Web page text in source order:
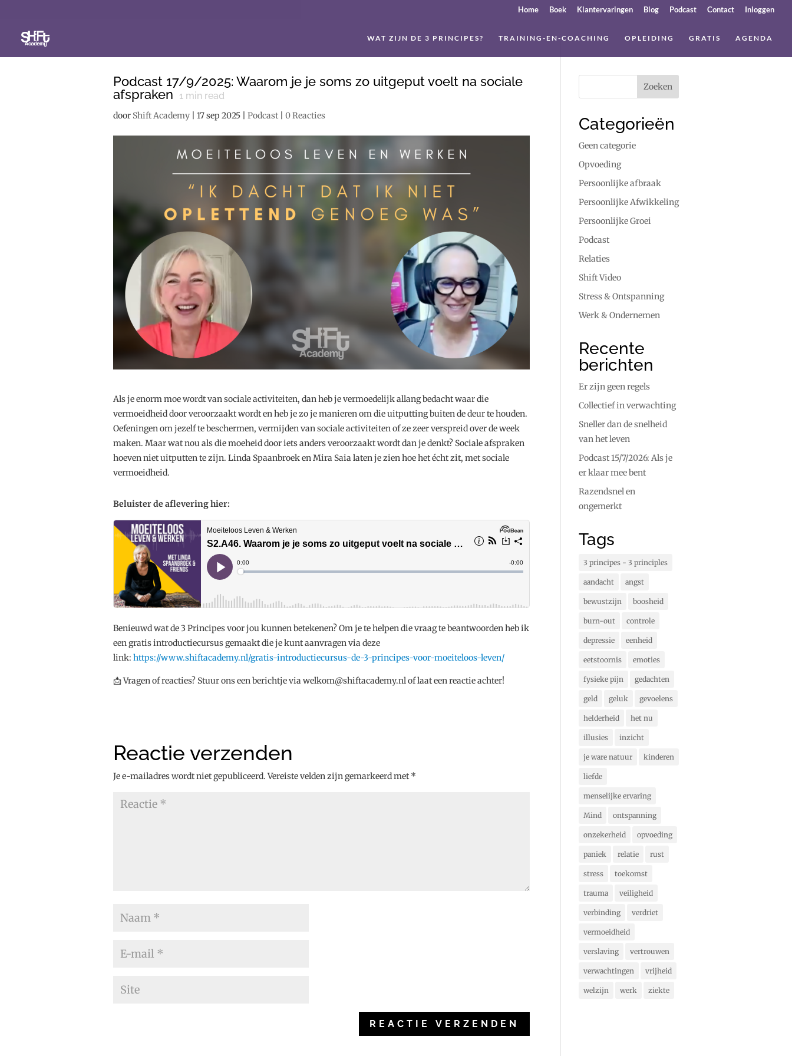
Home Boek Klantervaringen Blog Podcast Contact Inloggen
WAT ZIJN DE 3 PRINCIPES? TRAINING-EN-COACHING OPLEIDING GRATIS AGENDA
Podcast 17/9/2025: Waarom je je soms zo uitgeput voelt na sociale
afspraken
1 min read
door Shift Academy 17 sep 2025 Podcast 0 Reacties
Als je enorm moe wordt van sociale activiteiten, dan heb je vermoedelijk allang bedacht waar die
vermoeidheid door veroorzaakt wordt en heb je zo je manieren om die uitputting buiten de deur te houden.
Oefeningen om jezelf te beschermen, vermijden van sociale activiteiten of ze zeer verspreid over de week
maken. Maar wat nou als die moeheid door iets anders veroorzaakt wordt dan je denkt? Sociale afspraken
hoeven niet uitputten te zijn. Linda Spaanbroek en Mira Saia laten je zien hoe het écht zit, met sociale
vermoeidheid.
Beluister de aflevering hier:
Benieuwd wat de 3 Principes voor jou kunnen betekenen? Om je te helpen die vraag te beantwoorden heb ik
een gratis introductiecursus gemaakt die je kunt aanvragen via deze
link: https://www.shiftacademy.nl/gratis-introductiecursus-de-3-principes-voor-moeiteloos-leven/
📩 Vragen of reacties? Stuur ons een berichtje via welkom@shiftacademy.nl of laat een reactie achter!
Reactie verzenden
Je e-mailadres wordt niet gepubliceerd. Vereiste velden zijn gemarkeerd met *
Categorieën
Geen categorie
Opvoeding
Persoonlijke afbraak
Persoonlijke Afwikkeling
Persoonlijke Groei
Podcast
Relaties
Shift Video
Stress & Ontspanning
Werk & Ondernemen
Recente
berichten
Er zijn geen regels
Collectief in verwachting
Sneller dan de snelheid
van het leven
Podcast 15/7/2026: Als je
er klaar mee bent
Razendsnel en
ongemerkt
Tags
3 principes - 3 principles
aandacht angst
bewustzijn boosheid
burn-out controle
depressie eenheid
eetstoornis emoties
fysieke pijn gedachten
geld geluk gevoelens
helderheid het nu
illusies inzicht
je ware natuur kinderen
liefde
menselijke ervaring
Mind ontspanning
onzekerheid opvoeding
paniek relatie rust
stress toekomst
trauma veiligheid
verbinding verdriet
vermoeidheid
verslaving vertrouwen
verwachtingen vrijheid
welzijn werk ziekte